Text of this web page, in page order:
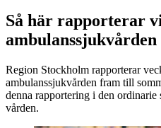
Så här rapporterar
ambulanssjukvården
Region Stockholm rapporterar
ambulanssjukvården fram till
denna rapportering i den ordinarie
vården.